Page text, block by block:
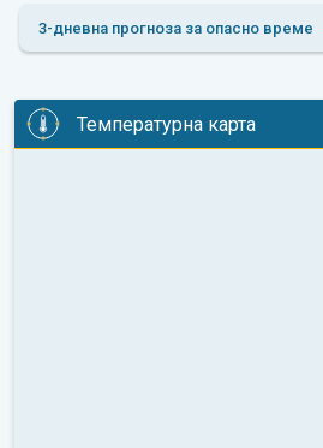
3-дневна прогноза за опасно време
Температурна карта